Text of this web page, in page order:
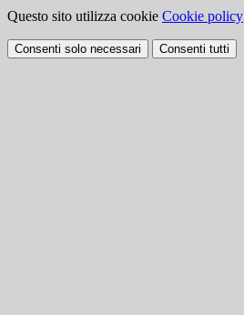
Questo sito utilizza cookie Cookie policy
Consenti solo necessari Consenti tutti